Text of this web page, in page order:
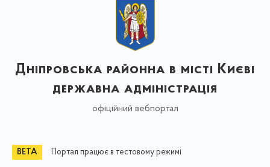
Дніпровська районна в місті Києві
державна адміністрація
офіційний вебпортал
Портал працює в тестовому режимі